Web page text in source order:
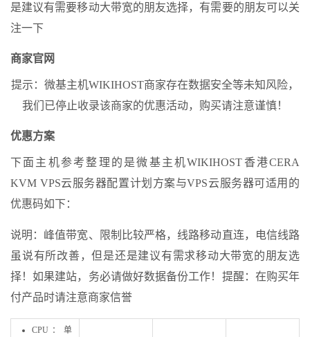
是建议有需要移动大带宽的朋友选择，有需要的朋友可以关
注一下
商家官网
提示：微基主机WIKIHOST商家存在数据安全等未知风险，
我们已停止收录该商家的优惠活动，购买请注意谨慎！
优惠方案
下面主机参考整理的是微基主机WIKIHOST香港CERA
KVM VPS云服务器配置计划方案与VPS云服务器可适用的
优惠码如下：
说明：峰值带宽、限制比较严格，线路移动直连，电信线路
虽说有所改善，但是还是建议有需求移动大带宽的朋友选
择！如果建站，务必请做好数据备份工作！提醒：在购买年
付产品时请注意商家信誉
CPU：单